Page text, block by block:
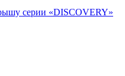
серии «DISCOVERY»